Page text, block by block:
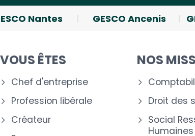
Nantes GESCO Ancenis
VOUS ÊTES
Chef d'entreprise
Profession libérale
Créateur
NOS
Droit des
Social
Humaines